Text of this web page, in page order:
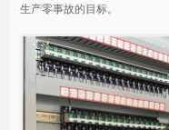
生产零事故的目标。